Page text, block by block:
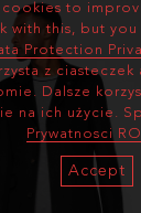
cookies to
with this, but
Protection
z ciasteczek
Dalsze
na ich użycie.
Prywatnosci
Accept